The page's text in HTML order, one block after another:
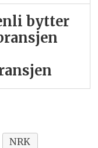
bytter
NRK